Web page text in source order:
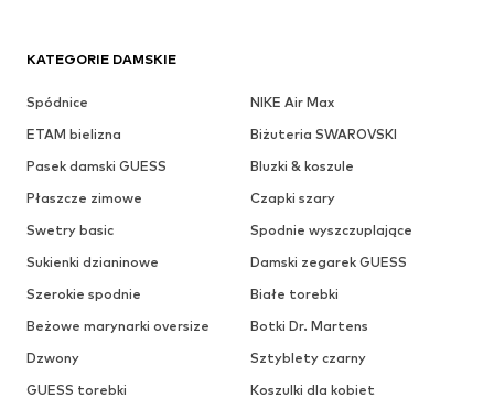
KATEGORIE DAMSKIE
Spódnice
NIKE Air Max
ETAM bielizna
Biżuteria SWAROVSKI
Pasek damski GUESS
Bluzki & koszule
Płaszcze zimowe
Czapki szary
Swetry basic
Spodnie wyszczuplające
Sukienki dzianinowe
Damski zegarek GUESS
Szerokie spodnie
Białe torebki
Beżowe marynarki oversize
Botki Dr. Martens
Dzwony
Sztyblety czarny
GUESS torebki
Koszulki dla kobiet